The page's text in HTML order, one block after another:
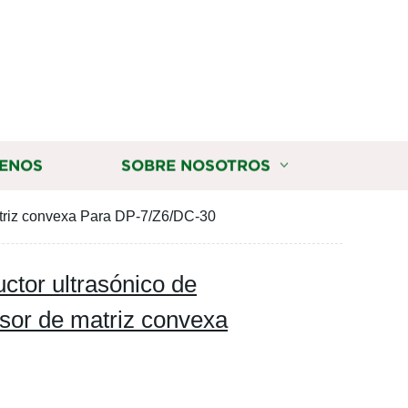
SOBRE NOSOTROS
convexa Para DP-7/Z6/DC-30
ultrasónico de
de matriz convexa